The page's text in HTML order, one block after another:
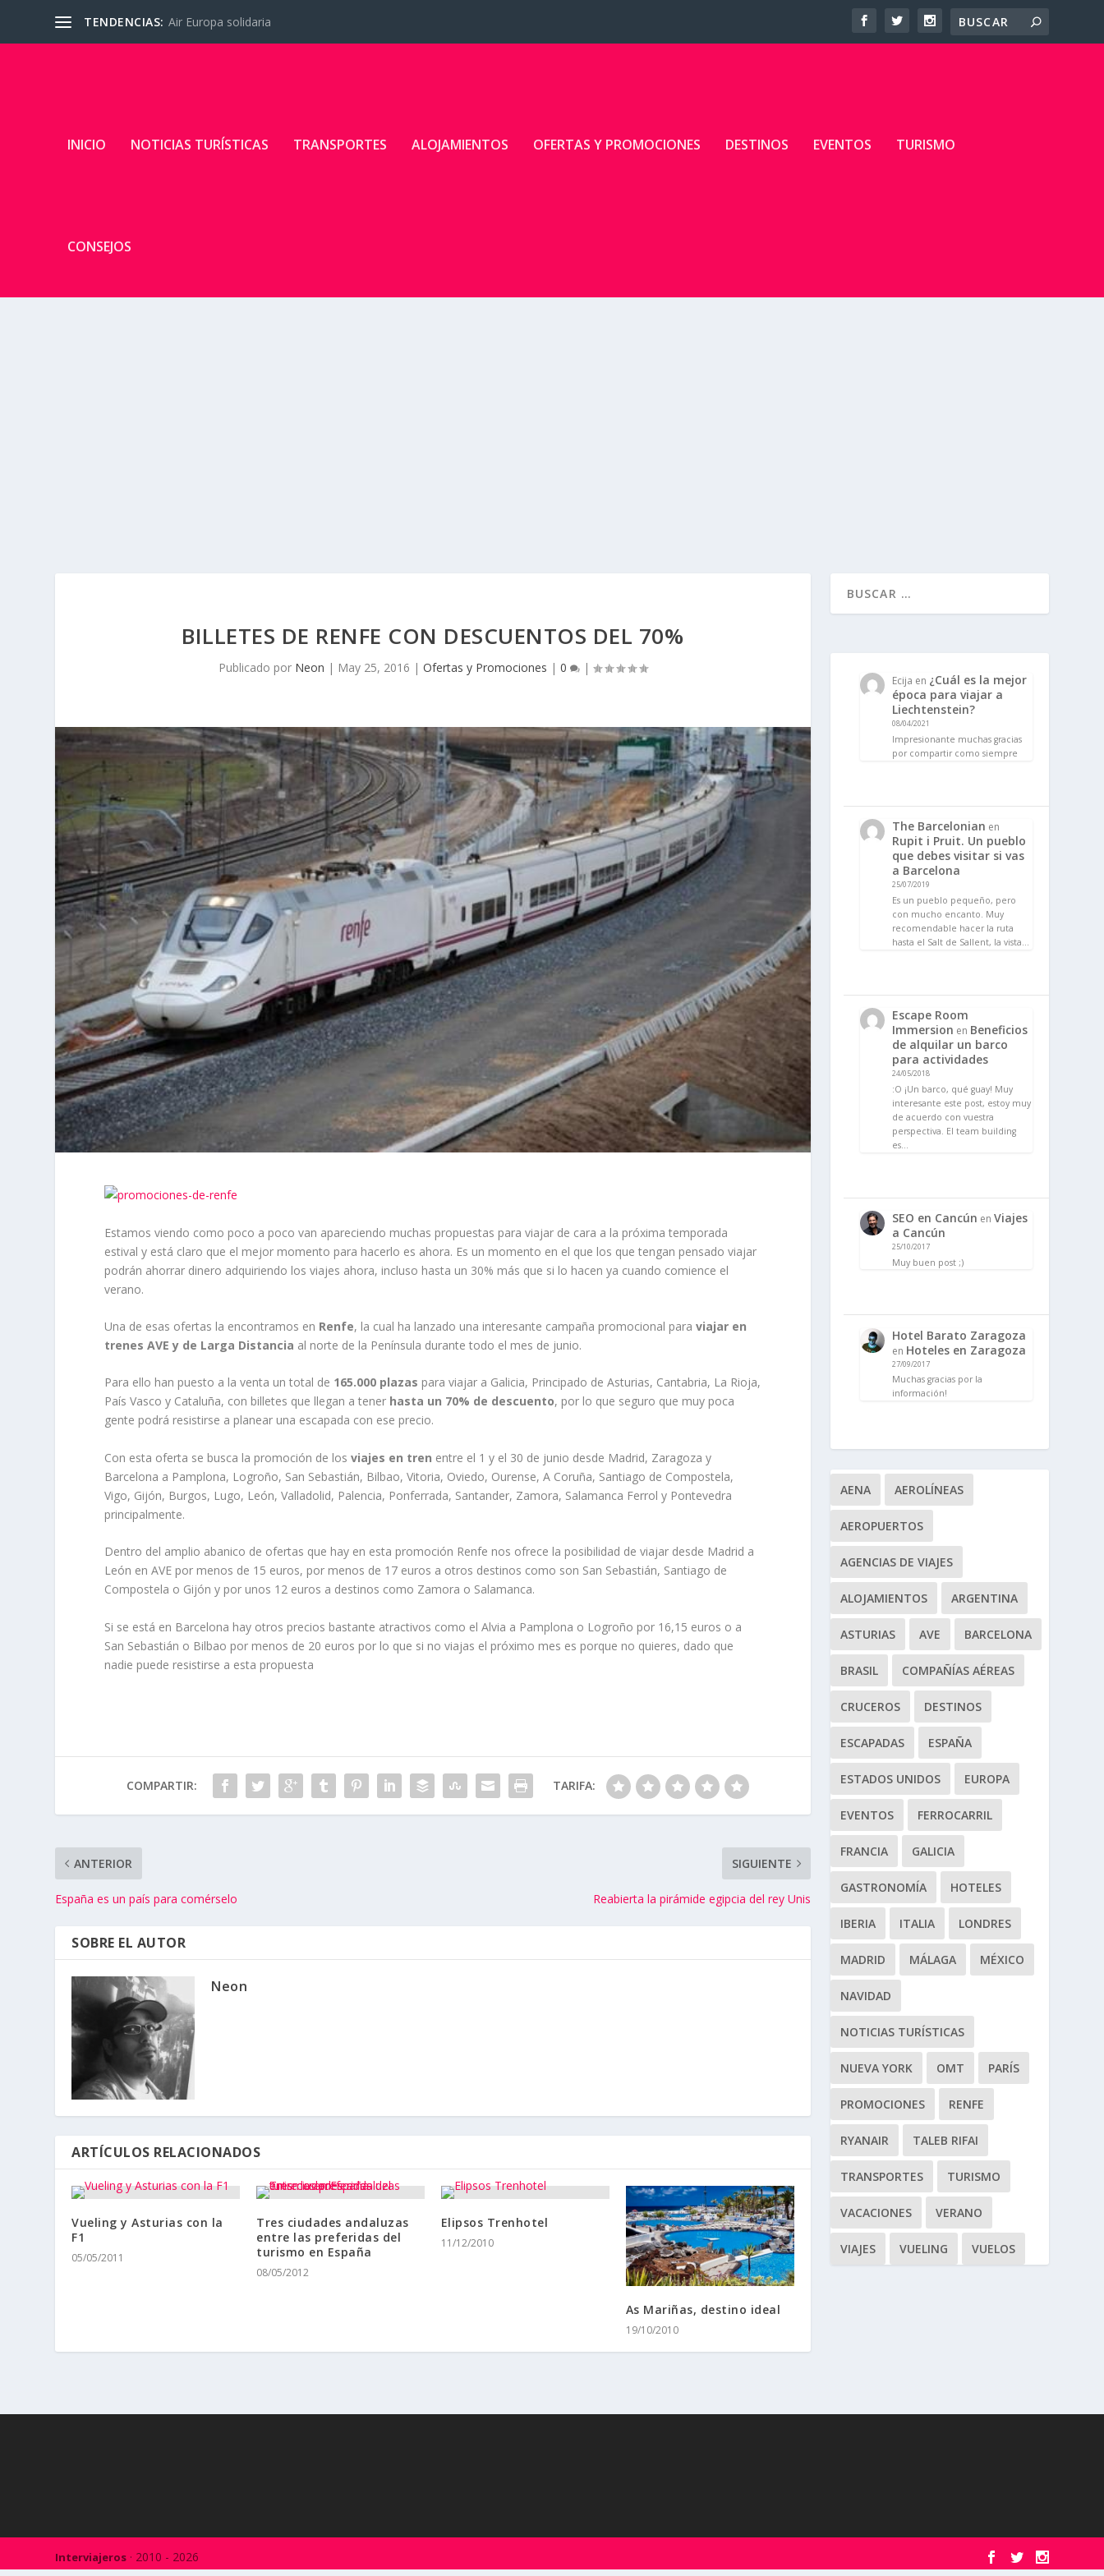
TENDENCIAS: Air Europa solidaria
INICIO NOTICIAS TURÍSTICAS TRANSPORTES ALOJAMIENTOS OFERTAS Y PROMOCIONES DESTINOS EVENTOS TURISMO
CONSEJOS
BILLETES DE RENFE CON DESCUENTOS DEL 70%
Publicado por Neon | May 25, 2016 | Ofertas y Promociones | 0 |
Estamos viendo como poco a poco van apareciendo muchas propuestas para viajar de cara a la próxima temporada
estival y está claro que el mejor momento para hacerlo es ahora. Es un momento en el que los que tengan pensado viajar
podrán ahorrar dinero adquiriendo los viajes ahora, incluso hasta un 30% más que si lo hacen ya cuando comience el
verano.
Una de esas ofertas la encontramos en Renfe, la cual ha lanzado una interesante campaña promocional paraviajar en
trenes AVE y de Larga Distancia al norte de la Península durante todo el mes de junio.
Para ello han puesto a la venta un total de 165.000 plazas para viajar a Galicia, Principado de Asturias, Cantabria, La Rioja,
País Vasco y Cataluña, con billetes que llegan a tener hasta un 70% de descuento, por lo que seguro que muy poca
gente podrá resistirse a planear una escapada con ese precio.
Con esta oferta se busca la promoción de losviajes en tren entre el 1 y el 30 de junio desde Madrid, Zaragoza y
Barcelona a Pamplona, Logroño, San Sebastián, Bilbao, Vitoria, Oviedo, Ourense, A Coruña, Santiago de Compostela,
Vigo, Gijón, Burgos, Lugo, León, Valladolid, Palencia, Ponferrada, Santander, Zamora, Salamanca Ferrol y Pontevedra
principalmente.
Dentro del amplio abanico de ofertas que hay en esta promoción Renfe nos ofrece la posibilidad de viajar desde Madrid a
León en AVE por menos de 15 euros, por menos de 17 euros a otros destinos como son San Sebastián, Santiago de
Compostela o Gijón y por unos 12 euros a destinos como Zamora o Salamanca.
Si se está en Barcelona hay otros precios bastante atractivos como el Alvia a Pamplona o Logroño por 16,15 euros o a
San Sebastián o Bilbao por menos de 20 euros por lo que si no viajas el próximo mes es porque no quieres, dado que
nadie puede resistirse a esta propuesta
COMPARTIR: TARIFA:
ANTERIOR
España es un país para comérselo
SIGUIENTE
Reabierta la pirámide egipcia del rey Unis
SOBRE EL AUTOR
Neon
ARTÍCULOS RELACIONADOS
Vueling y Asturias con la
F1
05/05/2011
Tres ciudades andaluzas
entre las preferidas del
turismo en España
08/05/2012
Elipsos Trenhotel
11/12/2010
As Mariñas, destino ideal
19/10/2010
Ecija en ¿Cuál es la mejor
época para viajar a
Liechtenstein?
08/04/2021
Impresionante muchas gracias
por compartir como siempre
The Barcelonian en
Rupit i Pruit. Un pueblo
que debes visitar si vas
a Barcelona
25/07/2019
Es un pueblo pequeño, pero
con mucho encanto. Muy
recomendable hacer la ruta
hasta el Salt de Sallent, la vista…
Escape Room
Immersion en Beneficios
de alquilar un barco
para actividades
24/05/2018
:O ¡Un barco, qué guay! Muy
interesante este post, estoy muy
de acuerdo con vuestra
perspectiva. El team building
es…
SEO en Cancún en Viajes
a Cancún
25/10/2017
Muy buen post ;)
Hotel Barato Zaragoza
en Hoteles en Zaragoza
27/09/2017
Muchas gracias por la
información!
AENA AEROLÍNEAS
AEROPUERTOS
AGENCIAS DE VIAJES
ALOJAMIENTOS ARGENTINA
ASTURIAS AVE BARCELONA
BRASIL COMPAÑÍAS AÉREAS
CRUCEROS DESTINOS
ESCAPADAS ESPAÑA
ESTADOS UNIDOS EUROPA
EVENTOS FERROCARRIL
FRANCIA GALICIA
GASTRONOMÍA HOTELES
IBERIA ITALIA LONDRES
MADRID MÁLAGA MÉXICO
NAVIDAD
NOTICIAS TURÍSTICAS
NUEVA YORK OMT PARÍS
PROMOCIONES RENFE
RYANAIR TALEB RIFAI
TRANSPORTES TURISMO
VACACIONES VERANO
VIAJES VUELING VUELOS
Interviajeros · 2010 - 2026